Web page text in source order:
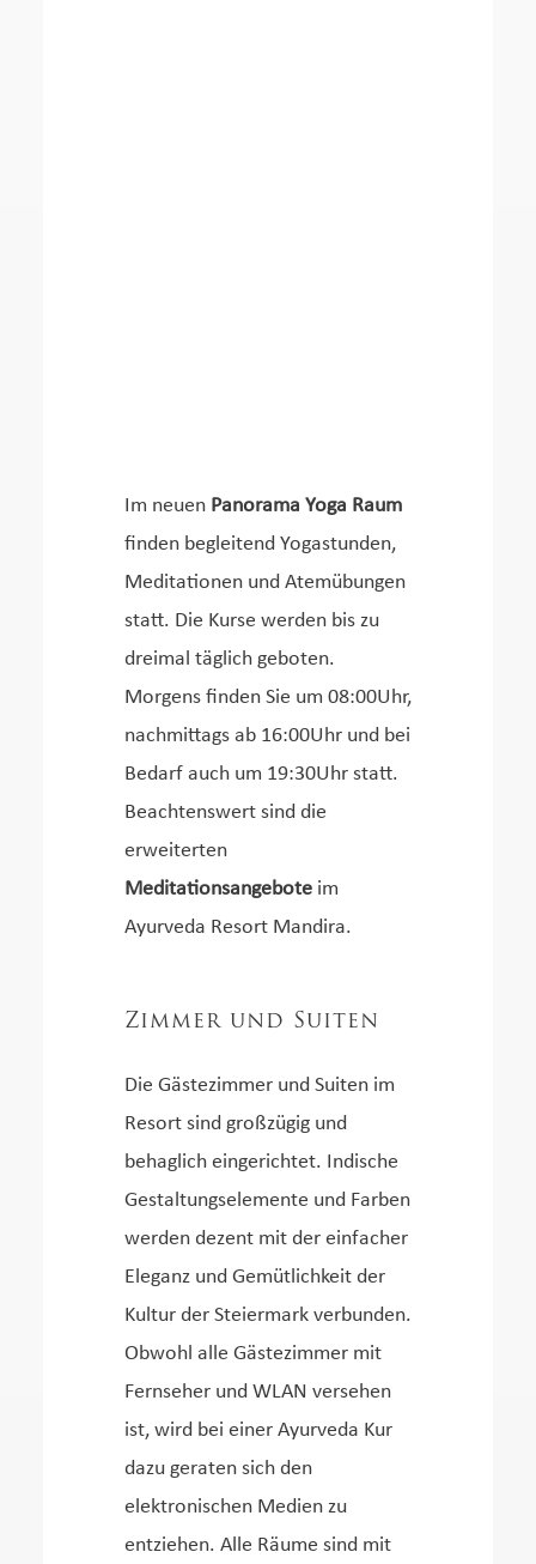
Im neuen Panorama Yoga Raum
finden begleitend Yogastunden,
Meditationen und Atemübungen
statt. Die Kurse werden bis zu
dreimal täglich geboten.
Morgens finden Sie um 08:00Uhr,
nachmittags ab 16:00Uhr und bei
Bedarf auch um 19:30Uhr statt.
Beachtenswert sind die
erweiterten
Meditationsangeboteim
Ayurveda Resort Mandira.
Zimmer und Suiten
Die Gästezimmer und Suiten im
Resort sind großzügig und
behaglich eingerichtet. Indische
Gestaltungselemente und Farben
werden dezent mit der einfacher
Eleganz und Gemütlichkeit der
Kultur der Steiermark verbunden.
Obwohl alle Gästezimmer mit
Fernseher und WLAN versehen
ist, wird bei einer Ayurveda Kur
dazu geraten sich den
elektronischen Medien zu
entziehen. Alle Räume sind mit